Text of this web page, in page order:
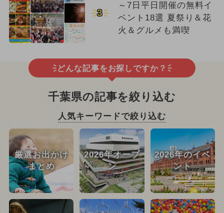
3
～7日平日開催の無料イ
ベント18選 夏祭り＆花
火＆グルメも満喫
どんな記事をお探しですか？
千葉県の記事を絞り込む
人気キーワードで絞り込む
厳選お出かけ
まとめ
2026年オープ
ン
2026年のイベ
ント